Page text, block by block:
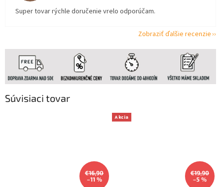
Súvisiaci tovar
€16,90
–11 %
Akcia
€19,90
–5 %
Super tovar rýchle doručenie vrelo odporúčam.
Zobraziť ďalšie recenzie